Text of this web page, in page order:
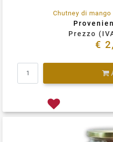
Chutney di
Prezzo
€